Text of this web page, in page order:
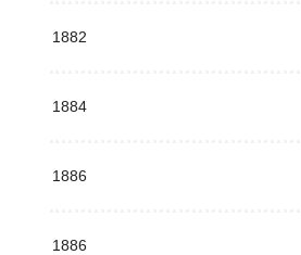
1882
1884
1886
1886